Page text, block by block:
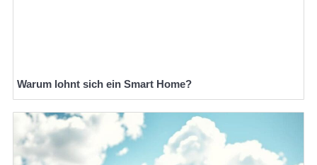
Warum lohnt sich ein Smart Home?